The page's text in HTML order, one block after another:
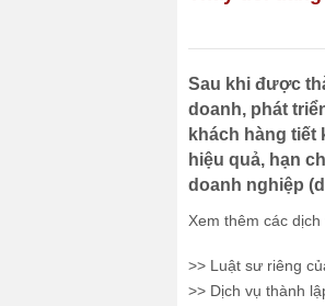
Sau khi được
doanh, phát
khách hàng tiết
hiệu quả, hạn
doanh nghiệp
Xem thêm các
>> Luật sư riêng
>> Dịch vụ thành